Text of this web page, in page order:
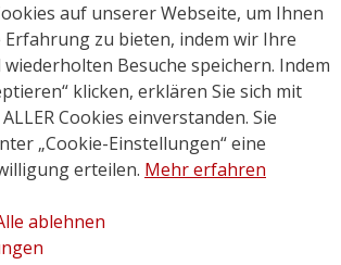
auf unserer Webseite, um Ihnen
zu bieten, indem wir Ihre
Besuche speichern. Indem
klicken, erklären Sie sich mit
Cookies einverstanden. Sie
„Cookie-Einstellungen“ eine
erteilen. Mehr erfahren
ablehnen